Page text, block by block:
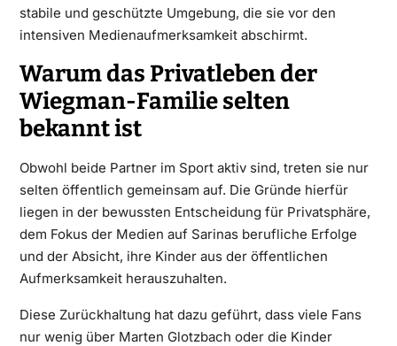
stabile und geschützte Umgebung, die sie vor den
intensiven Medienaufmerksamkeit abschirmt.
Warum das Privatleben der
Wiegman-Familie selten
bekannt ist
Obwohl beide Partner im Sport aktiv sind, treten sie nur
selten öffentlich gemeinsam auf. Die Gründe hierfür
liegen in der bewussten Entscheidung für Privatsphäre,
dem Fokus der Medien auf Sarinas berufliche Erfolge
und der Absicht, ihre Kinder aus der öffentlichen
Aufmerksamkeit herauszuhalten.
Diese Zurückhaltung hat dazu geführt, dass viele Fans
nur wenig über Marten Glotzbach oder die Kinder